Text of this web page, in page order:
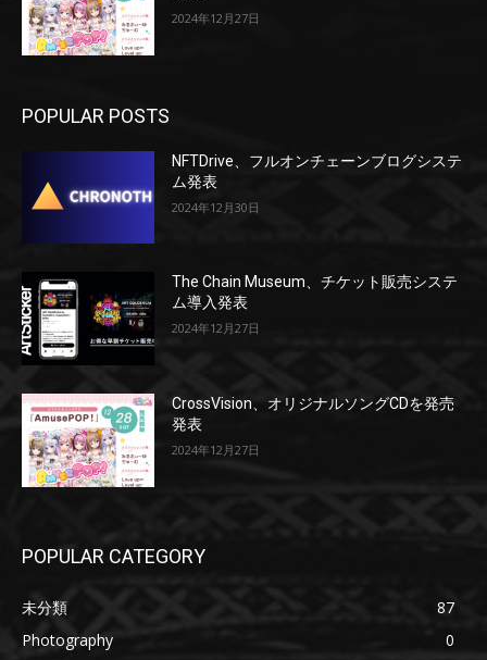
2024年12月27日
POPULAR POSTS
NFTDrive、フルオンチェーンブログシステ
ム発表
2024年12月30日
The Chain Museum、チケット販売システ
ム導入発表
2024年12月27日
CrossVision、オリジナルソングCDを発売
発表
2024年12月27日
POPULAR CATEGORY
未分類
87
Photography
0